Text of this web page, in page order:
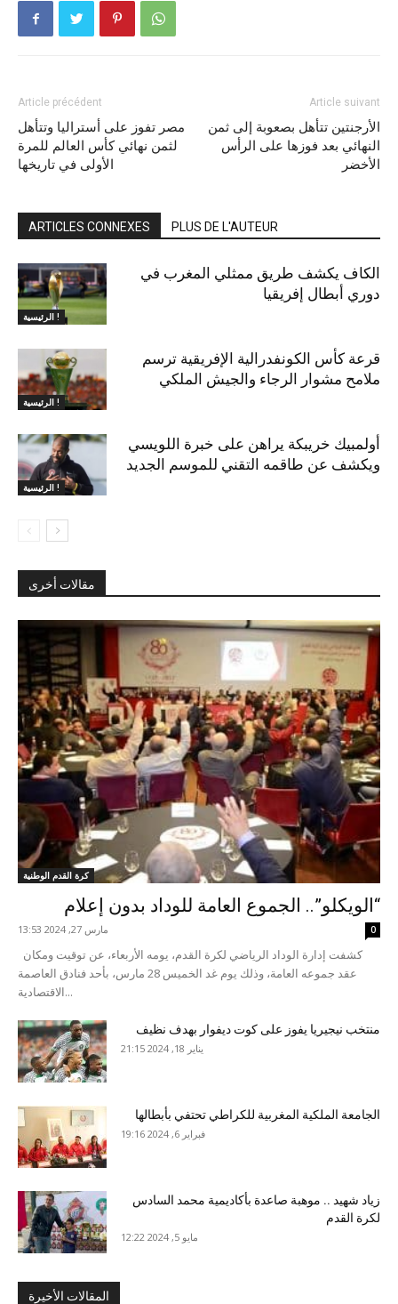
Article précédent
مصر تفوز على أستراليا وتتأهل
لثمن نهائي كأس العالم للمرة
الأولى في تاريخها
Article suivant
الأرجنتين تتأهل بصعوبة إلى ثمن
النهائي بعد فوزها على الرأس
الأخضر
ARTICLES CONNEXES PLUS DE L'AUTEUR
الرئيسية !
الكاف يكشف طريق ممثلي المغرب في
دوري أبطال إفريقيا
الرئيسية !
قرعة كأس الكونفدرالية الإفريقية ترسم
ملامح مشوار الرجاء والجيش الملكي
الرئيسية !
أولمبيك خريبكة يراهن على خبرة اللويسي
ويكشف عن طاقمه التقني للموسم الجديد
مقالات أخرى
كرة القدم الوطنية
“الويكلو”.. الجموع العامة للوداد بدون إعلام
مارس 27, 2024 13:53 0
عقد جموعه العامة، وذلك يوم غد الخميس 28 مارس، بأحد فنادق العاصمة
الاقتصادية...
منتخب نيجيريا يفوز على كوت ديفوار بهدف نظيف
يناير 18, 2024 21:15
الجامعة الملكية المغربية للكراطي تحتفي بأبطالها
فبراير 6, 2024 19:16
زياد شهيد .. موهبة صاعدة بأكاديمية محمد السادس
لكرة القدم
مايو 5, 2024 12:22
المقالات الأخيرة